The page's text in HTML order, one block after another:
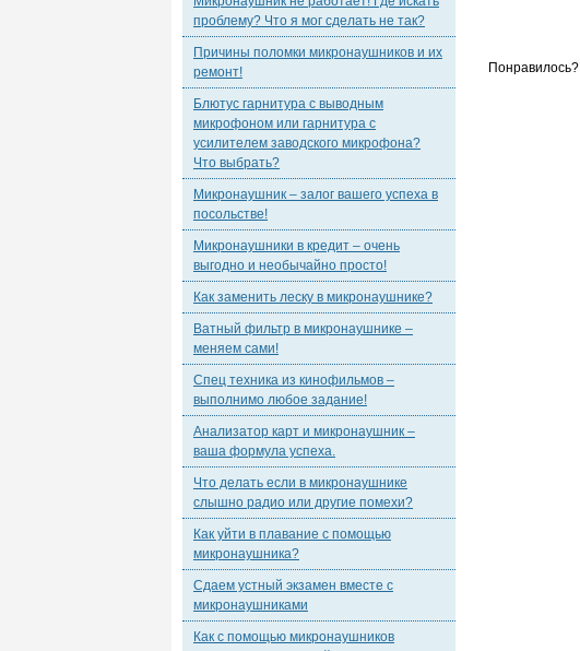
проблему? Что я мог сделать не так?
Причины поломки микронаушников и их
ремонт!
Блютус гарнитура с выводным
микрофоном или гарнитура с
усилителем заводского микрофона?
Что выбрать?
Микронаушник – залог вашего успеха в
посольстве!
Микронаушники в кредит – очень
выгодно и необычайно просто!
Как заменить леску в микронаушнике?
Ватный фильтр в микронаушнике –
меняем сами!
Спец техника из кинофильмов –
выполнимо любое задание!
Анализатор карт и микронаушник –
ваша формула успеха.
Что делать если в микронаушнике
слышно радио или другие помехи?
Как уйти в плавание с помощью
микронаушника?
Сдаем устный экзамен вместе с
микронаушниками
Как с помощью микронаушников